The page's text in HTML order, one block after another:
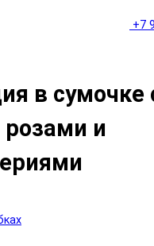
+7
в сумочке
и